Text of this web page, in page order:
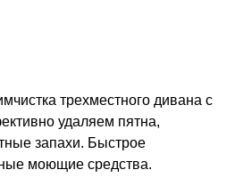
трехместного дивана с
удаляем пятна,
запахи. Быстрое
моющие средства.